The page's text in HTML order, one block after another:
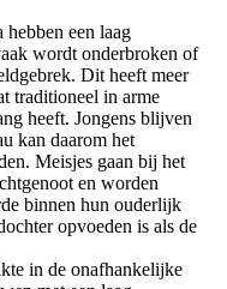
een laag
wordt onderbroken of
Dit heeft meer
traditioneel in arme
heeft. Jongens blijven
kan daarom het
Meisjes gaan bij het
en worden
binnen hun ouderlijk
opvoeden is als de
in de onafhankelijke